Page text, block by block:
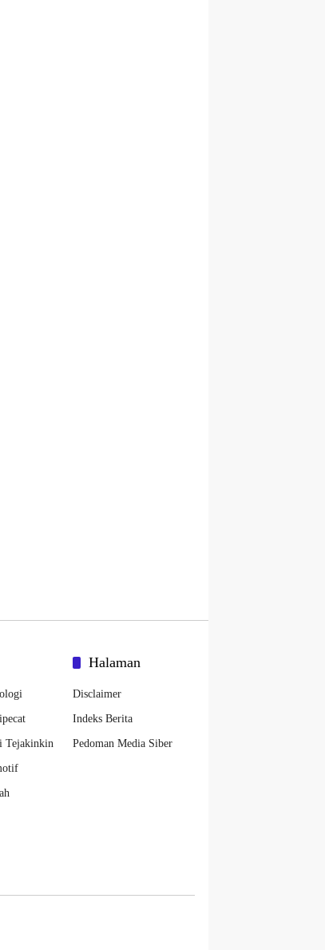
Tejakinkin
Halaman
Disclaimer
Indeks Berita
Pedoman Media Siber